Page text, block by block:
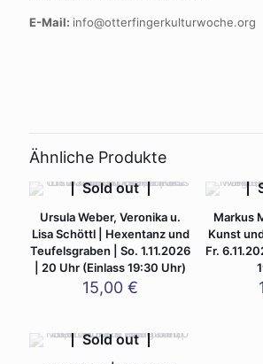
E-Mail: info@otterfingerkulturwoche.org
Ähnliche Produkte
Sold out
Ursula Weber, Veronika u.
Lisa Schöttl | Hexentanz und
Teufelsgraben | So. 1.11.2026
| 20 Uhr (Einlass 19:30 Uhr)
15,00€
Markus
Kunst
Fr.
Sold out